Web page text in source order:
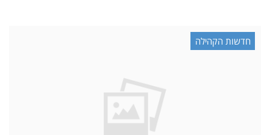
חדשות הקהילה